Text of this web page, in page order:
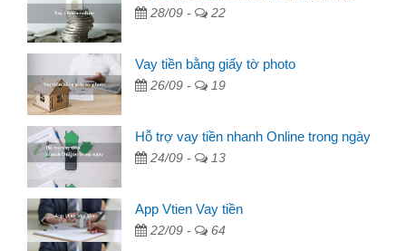
28/09 - 22
Vay tiền bằng giấy tờ photo
26/09 - 19
Hỗ trợ vay tiền nhanh Online trong ngày
24/09 - 13
App Vtien Vay tiền
22/09 - 64